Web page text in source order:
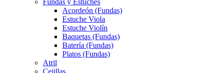
Fundas y Estuches
Acordeón (Fundas)
Estuche Viola
Estuche Violín
Baquetas (Fundas)
Batería (Fundas)
Platos (Fundas)
Atril
Cejillas